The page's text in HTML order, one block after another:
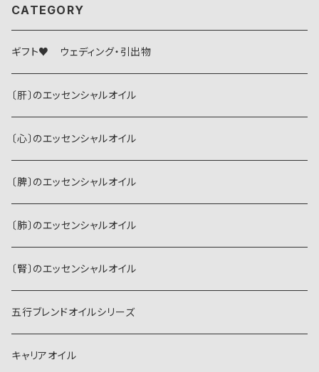
CATEGORY
ギフト♥ ウェディング・引出物
〔肝〕のエッセンシャルオイル
〔心〕のエッセンシャルオイル
〔脾〕のエッセンシャルオイル
〔肺〕のエッセンシャルオイル
〔腎〕のエッセンシャルオイル
五行ブレンドオイルシリーズ
キャリアオイル